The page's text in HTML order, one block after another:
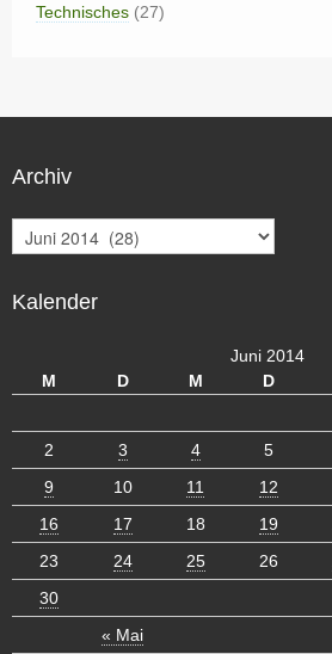
Technisches (27)
Archiv
r
h
Kalender
Juni 2014
M
D M D
« Mai
2
3 4 5
9
10 11 12
16
17 18 19
23
24 25 26
30